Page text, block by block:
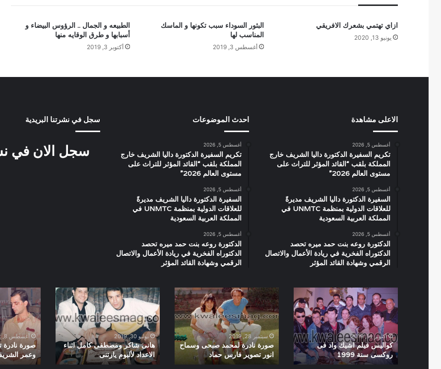
ازاي تهتمي بشعرك الافريقي
يونيو 13, 2020
البثور السوداء سبب تكونها و الماسك
المناسب لها
أغسطس 3, 2019
الطبيعه و الجمال .. الرؤوس البيضاء و
أسبابها و طرق الوقايه منها
أكتوبر 3, 2019
الاعلى مشاهدة
أغسطس 5, 2026
تكريم السفيرة الدكتورة داليا الشريف خارج
المملكة بلقب “القائد المؤثر للتراث على
مستوى العالم 2026”
أغسطس 5, 2026
السفيرة الدكتورة داليا الشريف مديرةً
للعلاقات الدولية بمنظمة UNMTC في
المملكة العربية السعودية
أغسطس 5, 2026
الدكتورة روعه بنت حمد ميره تحصد
الدكتوراه الفخرية في ريادة الأعمال والاتصال
الرقمي وشهادة القائد المؤثر
احدث الموضوعات
أغسطس 5, 2026
تكريم السفيرة الدكتورة داليا الشريف خارج
المملكة بلقب “القائد المؤثر للتراث على
مستوى العالم 2026”
أغسطس 5, 2026
السفيرة الدكتورة داليا الشريف مديرةً
للعلاقات الدولية بمنظمة UNMTC في
المملكة العربية السعودية
أغسطس 5, 2026
الدكتورة روعه بنت حمد ميره تحصد
الدكتوراه الفخرية في ريادة الأعمال والاتصال
الرقمي وشهادة القائد المؤثر
سجل في نشرتنا البريدية
سجل الان في
كواليس
فيلم
اشيك
واد
فى
روكسى
سنة
1999
أكتوبر 14, 2019
كواليس فيلم اشيك واد فى
روكسى سنة 1999
صورة
نادرة
لمحمد
صبحى
وسماح
انور
تصوير
سبتمبر 28, 2019
صورة نادرة لمحمد صبحى وسماح
انور تصوير فارس حماد
هانى
شاكر
ومصطفى
كامل
اثناء
الاعداد
لألبوم
يارتنى
يوليو 30, 2019
هانى شاكر ومصطفى كامل اثناء
الاعداد لألبوم يارتنى
صورة
نادرة
تجمع
هشام
سليم
وعمر
الشريف
من
أغسطس 8, 2022
صورة
وعمر